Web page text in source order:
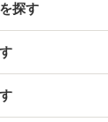
探す